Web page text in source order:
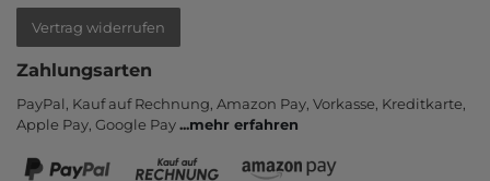
Vertrag widerrufen
Zahlungsarten
PayPal, Kauf auf Rechnung, Amazon Pay, Vor­kasse, Kredit­karte,
Apple Pay, Google Pay...mehr erfahren